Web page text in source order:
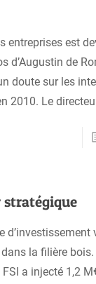
entreprises est
d’Augustin de
doute sur les
2010. Le
stratégique
d’investissement
la filière
a injecté 1,2